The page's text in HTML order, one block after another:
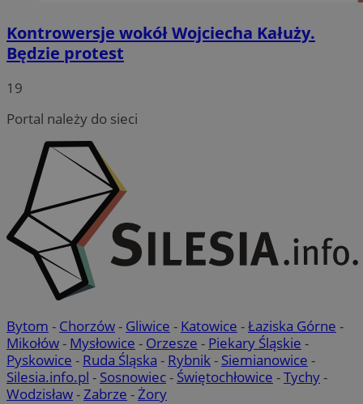
Kontrowersje wokół Wojciecha Kałuży.
Będzie protest
19
Portal należy do sieci
Bytom - Chorzów- Gliwice - Katowice -Łaziska Górne -
Mikołów- Mysłowice - Orzesze - Piekary Śląskie -
Pyskowice - Ruda Śląska - Rybnik- Siemianowice -
Silesia.info.pl - Sosnowiec- Świętochłowice -Tychy-
Wodzisław-Zabrze -Żory